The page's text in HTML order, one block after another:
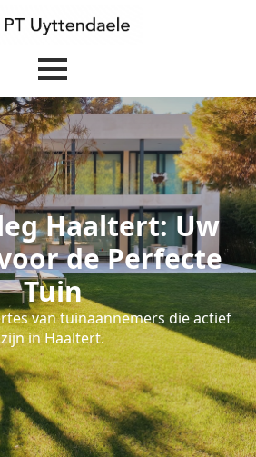
Haaltert: Uw
de Perfecte
Tuin
van tuinaannemers die actief
zijn in Haaltert.